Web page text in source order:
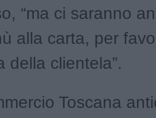
“ma ci saranno
alla carta, per
della clientela”.
Toscana